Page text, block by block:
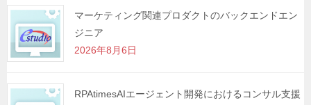
シ
ョ
ン
マーケティング関連プロダクトのバックエンドエン
ジニア
2026年8月6日
RPAtimesAIエージェント開発におけるコンサル支援